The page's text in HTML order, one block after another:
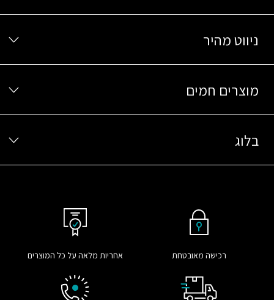
ניווט מהיר
מוצרים חמים
בלוג
רכישה מאובטחת אחריות מלאה על כל המוצרים